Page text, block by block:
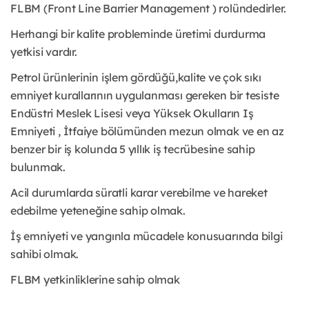
FLBM (Front Line Barrier Management ) rolündedirler.
Herhangi bir kalite probleminde üretimi durdurma
yetkisi vardır.
Petrol ürünlerinin işlem gördüğü,kalite ve çok sıkı
emniyet kurallarının uygulanması gereken bir tesiste
Endüstri Meslek Lisesi veya Yüksek Okulların Iş
Emniyeti , İtfaiye bölümünden mezun olmak ve en az
benzer bir iş kolunda 5 yıllık iş tecrübesine sahip
bulunmak.
Acil durumlarda süratli karar verebilme ve hareket
edebilme yeteneğine sahip olmak.
İş emniyeti ve yangınla mücadele konusuarında bilgi
sahibi olmak.
FLBM yetkinliklerine sahip olmak